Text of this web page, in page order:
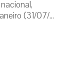
(31/07/...